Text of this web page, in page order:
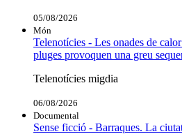
05/08/2026
Món
Telenotícies - Les onades de
pluges provoquen una greu
Telenotícies migdia
06/08/2026
Documental
Sense ficció - Barraques. La